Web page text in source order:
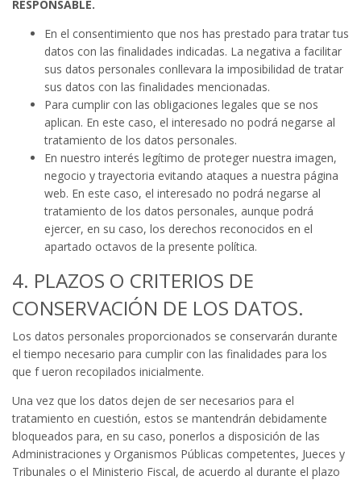
RESPONSABLE.
En el consentimiento que nos has prestado para tratar tus
datos con las finalidades indicadas. La negativa a facilitar
sus datos personales conllevara la imposibilidad de tratar
sus datos con las finalidades mencionadas.
Para cumplir con las obligaciones legales que se nos
aplican. En este caso, el interesado no podrá negarse al
tratamiento de los datos personales.
En nuestro interés legítimo de proteger nuestra imagen,
negocio y trayectoria evitando ataques a nuestra página
web. En este caso, el interesado no podrá negarse al
tratamiento de los datos personales, aunque podrá
ejercer, en su caso, los derechos reconocidos en el
apartado octavos de la presente política.
4. PLAZOS O CRITERIOS DE
CONSERVACIÓN DE LOS DATOS.
Los datos personales proporcionados se conservarán durante
el tiempo necesario para cumplir con las finalidades para los
que f ueron recopilados inicialmente.
Una vez que los datos dejen de ser necesarios para el
tratamiento en cuestión, estos se mantendrán debidamente
bloqueados para, en su caso, ponerlos a disposición de las
Administraciones y Organismos Públicas competentes, Jueces y
Tribunales o el Ministerio Fiscal, de acuerdo al durante el plazo